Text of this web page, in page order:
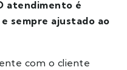
atendimento é
sempre ajustado ao
com o cliente